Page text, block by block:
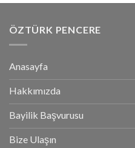
ÖZTÜRK PENCERE
Anasayfa
Hakkımızda
Bayilik Başvurusu
Bize Ulaşın